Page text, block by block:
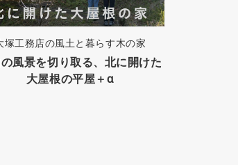
塚工務店の風土と暮らす木の家
風景を切り取る、北に開けた
大屋根の平屋＋α